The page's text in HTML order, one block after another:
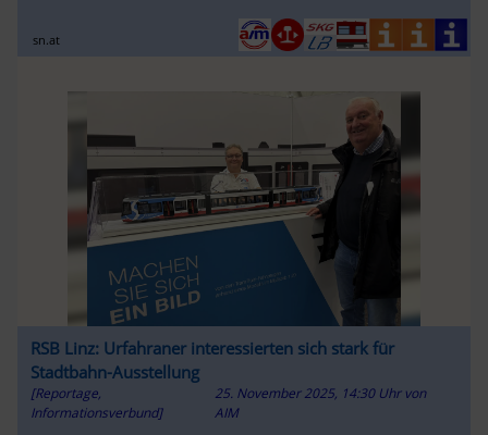
sn.at
RSB Linz: Urfahraner interessierten sich stark für
Stadtbahn-Ausstellung
[Reportage,
Informationsverbund]
25. November 2025, 14:30 Uhr von
AIM